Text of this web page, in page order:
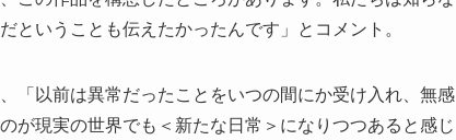
いうことも伝えたかったんです」とコメント。
「以前は異常だったことをいつの間にか受け入れ、無感
が現実の世界でも＜新たな日常＞になりつつあると感じ